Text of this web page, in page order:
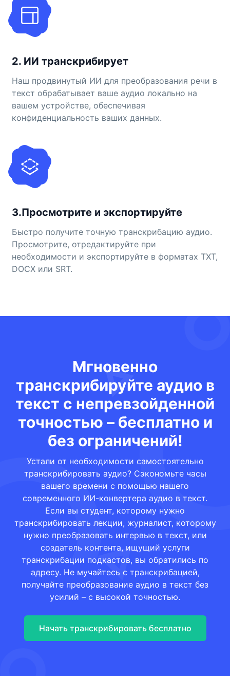
2. ИИ транскрибирует
Наш продвинутый ИИ для преобразования речи в
текст обрабатывает ваше аудио локально на
вашем устройстве, обеспечивая
конфиденциальность ваших данных.
3.Просмотрите и экспортируйте
Быстро получите точную транскрибацию аудио.
Просмотрите, отредактируйте при
необходимости и экспортируйте в форматах TXT,
DOCX или SRT.
Мгновенно
транскрибируйте аудио в
текст с непревзойденной
точностью – бесплатно и
без ограничений!
Устали от необходимости самостоятельно
транскрибировать аудио? Сэкономьте часы
вашего времени с помощью нашего
современного ИИ-конвертера аудио в текст.
Если вы студент, которому нужно
транскрибировать лекции, журналист, которому
нужно преобразовать интервью в текст, или
создатель контента, ищущий услуги
транскрибации подкастов, вы обратились по
адресу. Не мучайтесь с транскрибацией,
получайте преобразование аудио в текст без
усилий – с высокой точностью.
Начать транскрибировать бесплатно